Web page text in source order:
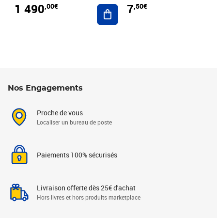
1 490,00€ Ajouter au panier
7,50€
Nos Engagements
Proche de vous
Localiser un bureau de poste
Paiements 100% sécurisés
Livraison offerte dès 25€ d'achat
Hors livres et hors produits marketplace